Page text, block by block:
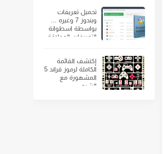
تحميل تعريفات
ويندوز 7 وغيره ...
بواسطة اسطوانة
التعريفات العملاقة
إكتشف القائمة
الكاملة لرموز قراند 5
المشهورة مع
الشرح